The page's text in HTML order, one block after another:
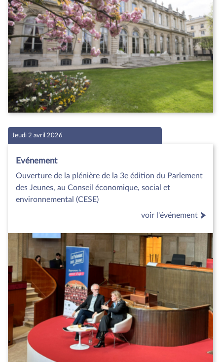
Jeudi 2 avril 2026
Evénement
Ouverture de la plénière de la 3e édition du Parlement
des Jeunes, au Conseil économique, social et
environnemental (CESE)
voir l'événement